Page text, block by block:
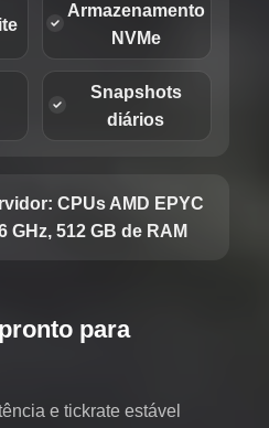
Armazenamento
NVMe
Snapshots
diários
CPUs AMD EPYC
GHz, 512 GB de RAM
para
e tickrate estável